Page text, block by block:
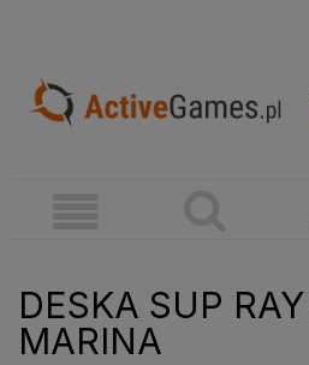
DESKA SUP
MARINA